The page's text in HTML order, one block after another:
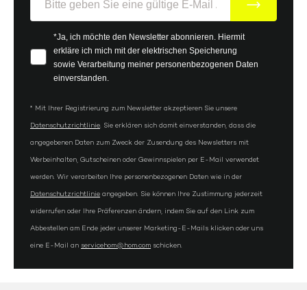
Your consent
*Ja, ich möchte den Newsletter abonnieren. Hiermit
erkläre ich mich mit der elektrischen Speicherung
sowie Verarbeitung meiner personenbezogenen Daten
einverstanden.
* Mit Ihrer Registrierung zum Newsletter akzeptieren Sie unsere
Datenschutzrichtlinie . Sie erklären sich damit einverstanden, dass die
angegebenen Daten zum Zweck der Zusendung des Newsletters mit
Werbeinhalten, Gutscheinen oder Gewinnspielen per E-Mail verwendet
werden. Wir verarbeiten Ihre personenbezogenen Daten wie in der
Datenschutzrichtlinie angegeben. Sie können Ihre Zustimmung jederzeit
widerrufen oder Ihre Präferenzen ändern, indem Sie auf den Link zum
Abbestellen am Ende jeder unserer Marketing-E-Mails klicken oder uns
eine E-Mail an servicehom@hom.com schicken.